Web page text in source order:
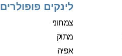
לינקים פופולרים
צמחוני
מתוק
אפיה